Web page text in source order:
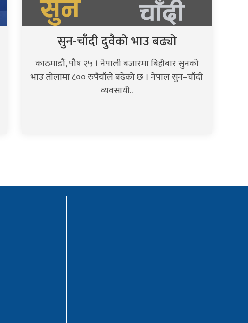
सुन-चाँदी दुवैको भाउ बढ्यो
काठमाडौं, पौष २५ । नेपाली बजारमा बिहीबार सुनको
भाउ तोलामा ८०० रुपैयाँले बढेको छ । नेपाल सुन–चाँदी
व्यवसायी..